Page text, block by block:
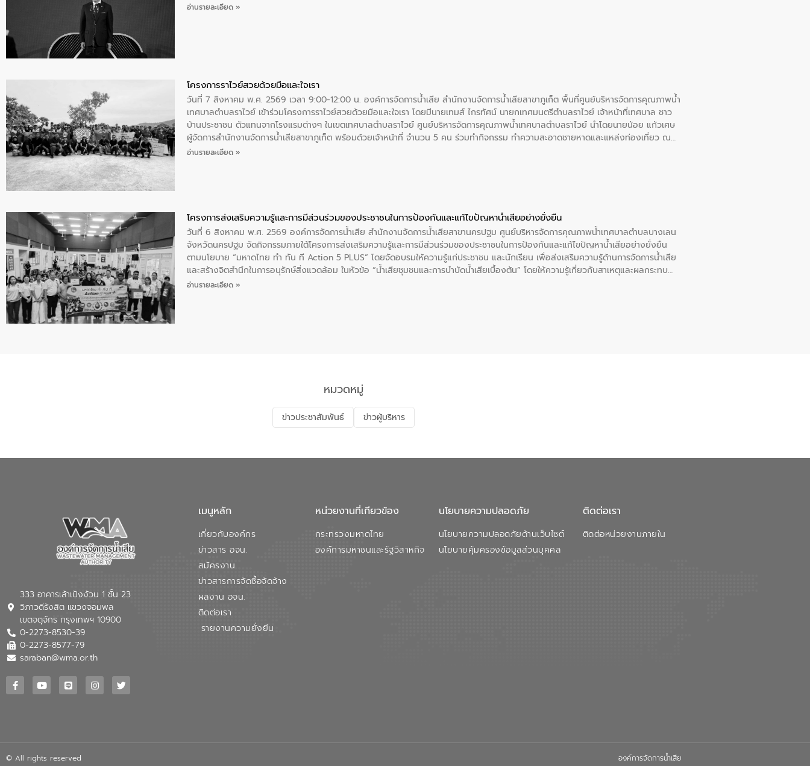
อ่านรายละเอียด »
โครงการราไวย์สวยด้วยมือและใจเรา
วันที่ 7 สิงหาคม พ.ศ. 2569 เวลา 9:00-12:00 น. องค์การจัดการน้ำเสีย สำนักงานจัดการน้ำเสียสาขาภูเก็ต พื้นที่ศูนย์บริหารจัดการคุณภาพน้ำ
เทศบาลตำบลราไวย์ เข้าร่วมโครงการราไวย์สวยด้วยมือและใจเรา โดยมีนายเทมส์ ไกรทัศน์ นายกเทศมนตรีตำบลราไวย์ เจ้าหน้าที่เทศบาล ชาว
บ้านประชาชน ตัวแทนจากโรงแรมต่างๆ ในเขตเทศบาลตำบลราไวย์ ศูนย์บริหารจัดการคุณภาพน้ำเทศบาลตำบลราไวย์ นำโดยนายน้อย แก้วเศษ
ผู้จัดการสำนักงานจัดการน้ำเสียสาขาภูเก็ต พร้อมด้วยเจ้าหน้าที่ จำนวน 5 คน ร่วมทำกิจกรรม ทำความสะอาดชายหาดและแหล่งท่องเที่ยว ณ
บริเวณแหลมพรหมเทพ หมู่ที่ 6 ตำบลราไวย์ อำเภอเมือง จังหวัดภูเก็ต
อ่านรายละเอียด »
โครงการส่งเสริมความรู้และการมีส่วนร่วมของประชาชนในการป้องกันและแก้ไขปัญหาน้ำเสียอย่างยั่งยืน
วันที่ 6 สิงหาคม พ.ศ. 2569 องค์การจัดการน้ำเสีย สำนักงานจัดการน้ำเสียสาขานครปฐม ศูนย์บริหารจัดการคุณภาพน้ำเทศบาลตำบลบางเลน
จังหวัดนครปฐม จัดกิจกรรมภายใต้โครงการส่งเสริมความรู้และการมีส่วนร่วมของประชาชนในการป้องกันและแก้ไขปัญหาน้ำเสียอย่างยั่งยืน
ตามนโยบาย “มหาดไทย ทำ ทัน ที Action 5 PLUS” โดยจัดอบรมให้ความรู้แก่ประชาชน และนักเรียน เพื่อส่งเสริมความรู้ด้านการจัดการน้ำเสีย
และสร้างจิตสำนึกในการอนุรักษ์สิ่งแวดล้อม ในหัวข้อ “น้ำเสียชุมชนและการบำบัดน้ำเสียเบื้องต้น” โดยให้ความรู้เกี่ยวกับสาเหตุและผลกระทบ
ของน้ำเสีย แนวทางการลดการเกิดน้ำเสียจากแหล่งกำเนิด การบำบัดน้ำเสียเบื้องต้นในครัวเรือน ณ เทศบาลตำบลบางเลน จังหวัดนครปฐม
อ่านรายละเอียด »
หมวดหมู่
ข่าวประชาสัมพันธ์ ข่าวผู้บริหาร
333 อาคารเล้าเป้งง้วน 1 ชั้น 23
วิภาวดีรังสิต แขวงจอมพล
เขตจตุจักร กรุงเทพฯ 10900
0-2273-8530-39
0-2273-8577-79
saraban@wma.or.th
เมนูหลัก
เกี่ยวกับองค์กร
ข่าวสาร อจน.
สมัครงาน
ข่าวสารการจัดซื้อจัดจ้าง
ผลงาน อจน.
ติดต่อเรา
รายงานความยั่งยืน
หน่วยงานที่เกียวข้อง
กระทรวงมหาดไทย
องค์การมหาชนและรัฐวิสาหกิจ
นโยบายความปลอดภัย
นโยบายความปลอดภัยด้านเว็บไซต์
นโยบายคุ้มครองข้อมูลส่วนบุคคล
ติดต่อเรา
ติดต่อหน่วยงานภายใน
© All rights reserved องค์การจัดการน้ำเสีย